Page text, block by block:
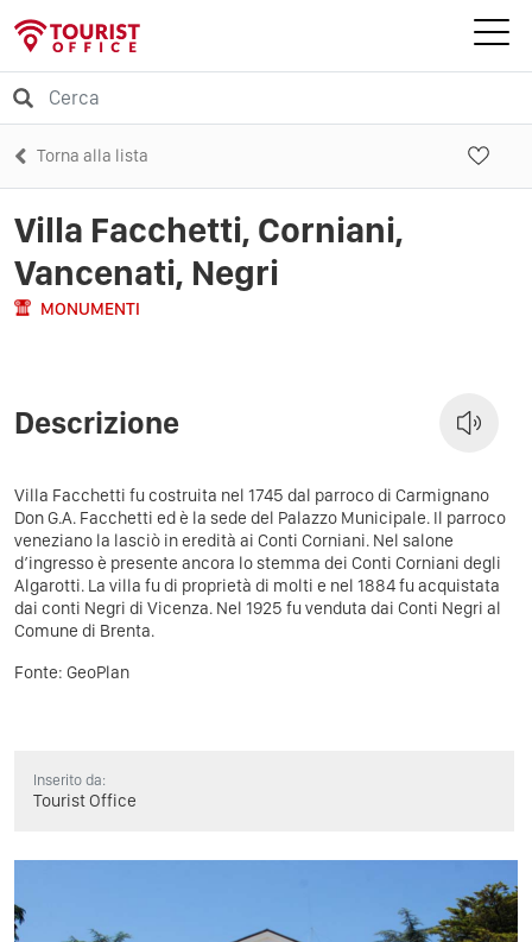
Torna alla lista
Villa Facchetti, Corniani,
Vancenati, Negri
MONUMENTI
Descrizione
Villa Facchetti fu costruita nel 1745 dal parroco di Carmignano
Don G.A. Facchetti ed è la sede del Palazzo Municipale. Il parroco
veneziano la lasciò in eredità ai Conti Corniani. Nel salone
d’ingresso è presente ancora lo stemma dei Conti Corniani degli
Algarotti. La villa fu di proprietà di molti e nel 1884 fu acquistata
dai conti Negri di Vicenza. Nel 1925 fu venduta dai Conti Negri al
Comune di Brenta.
Fonte: GeoPlan
Inserito da:
Tourist Office